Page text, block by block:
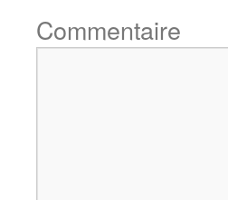
Commentaire